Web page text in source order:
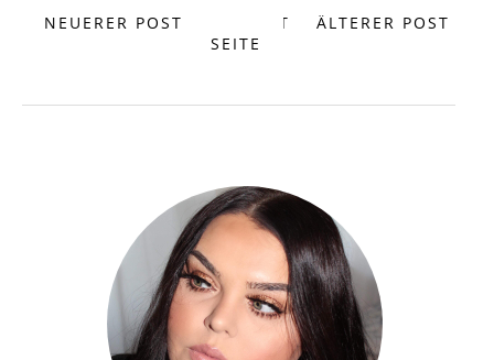
NEUERER POST ÄLTERER POST
START
SEITE